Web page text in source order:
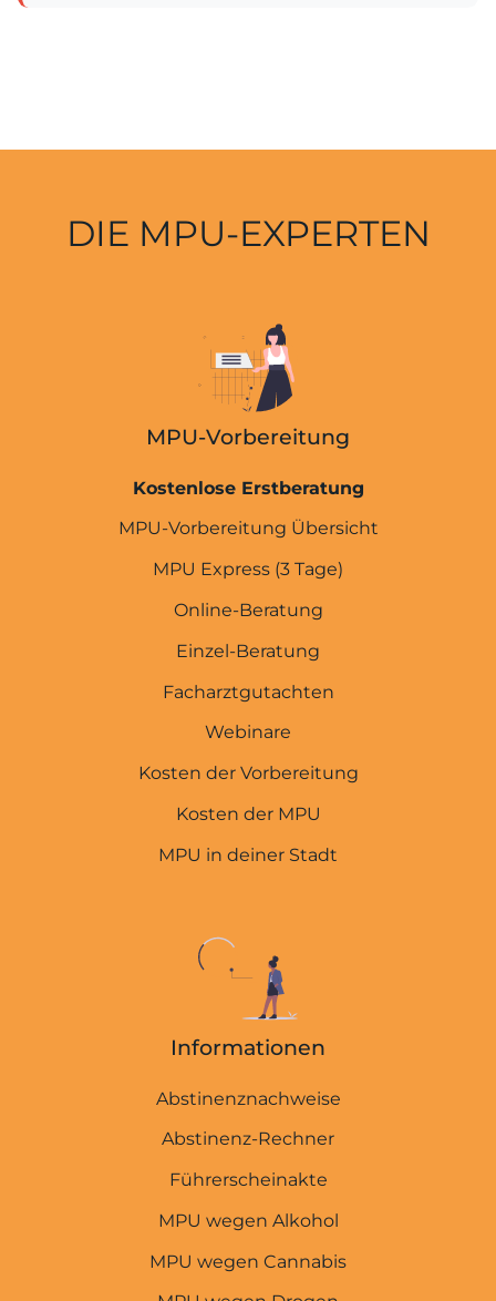
DIE MPU-EXPERTEN
MPU-Vorbereitung
Kostenlose Erstberatung
MPU-Vorbereitung Übersicht
MPU Express (3 Tage)
Online-Beratung
Einzel-Beratung
Facharztgutachten
Webinare
Kosten der Vorbereitung
Kosten der MPU
MPU in deiner Stadt
Informationen
Abstinenznachweise
Abstinenz-Rechner
Führerscheinakte
MPU wegen Alkohol
MPU wegen Cannabis